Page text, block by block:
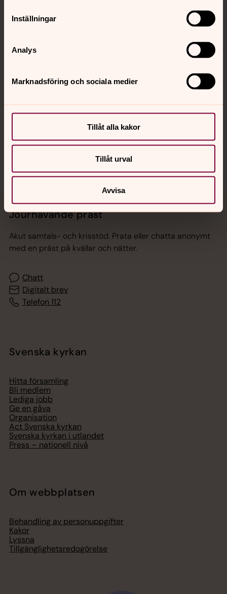
Inställningar
Analys
Marknadsföring och sociala medier
Tillåt alla kakor
Tillåt urval
Avvisa
Kontakt
Kalender
Jourhavande präst
Akut samtals- och krisstöd. Prata eller chatta anonymt
med en präst på kvällar och nätter.
Chatt
Digitalt brev
Telefon 112
Svenska kyrkan
Hitta församling
Bli medlem
Lediga jobb
Ge en gåva
Organisation
Act Svenska kyrkan
Svenska kyrkan i utlandet
Press – nationell nivå
Om webbplatsen
Behandling av personuppgifter
Kakor
Lyssna
Tillgänglighetsredogörelse